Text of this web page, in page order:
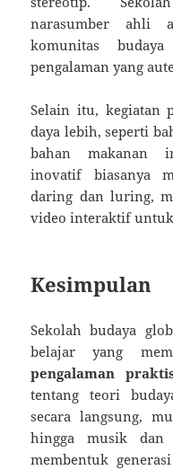
narasumber ahli
komunitas
pengalaman yang
Selain itu, kegiatan
daya lebih, seperti
bahan makanan
inovatif biasanya
daring dan luring,
video interaktif
Kesimpulan
Sekolah budaya
belajar yang
pengalaman
tentang teori
secara langsung,
hingga musik
membentuk